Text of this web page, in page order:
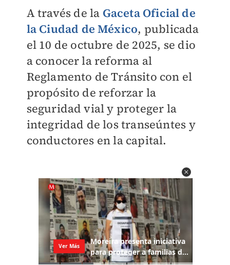
A través de la Gaceta Oficial de
la Ciudad de México, publicada
el 10 de octubre de 2025, se dio
a conocer la reforma al
Reglamento de Tránsito con el
propósito de reforzar la
seguridad vial y proteger la
integridad de los transeúntes y
conductores en la capital.